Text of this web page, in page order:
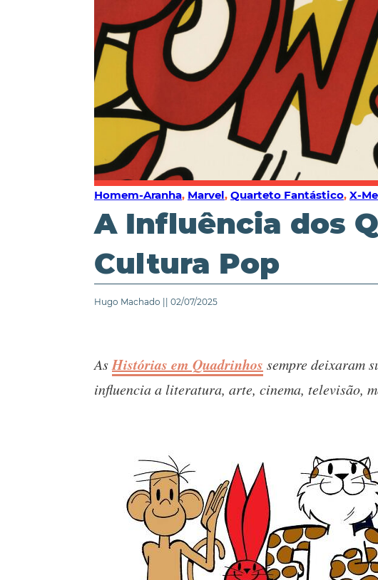
Homem-Aranha, Marvel, Quarteto Fantástico, X-
A Influência dos
Cultura Pop
Hugo Machado || 02/07/2025
As Histórias em Quadrinhos sempre deixaram
influencia a literatura, arte, cinema, televisão,